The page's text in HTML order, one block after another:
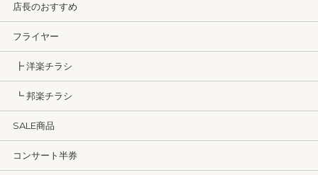
店長のおすすめ
フライヤー
┣ 洋楽チラシ
┗ 邦楽チラシ
SALE商品
コンサート半券